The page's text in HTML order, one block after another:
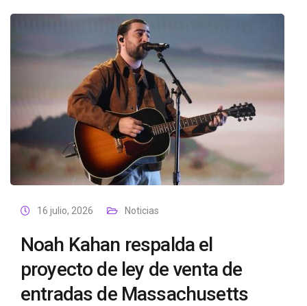
16 julio, 2026 Noticias
Noah Kahan respalda el
proyecto de ley de venta de
entradas de Massachusetts